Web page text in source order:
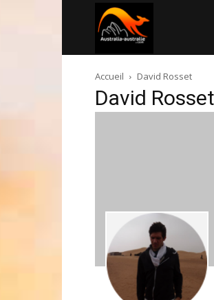
australie.com
Accueil David Rosset
David Rosset